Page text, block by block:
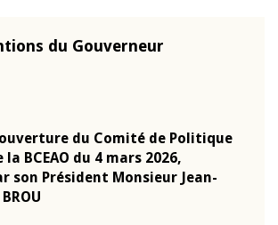
du Gouverneur
du Comité de Politique
BCEAO du 4 mars 2026,
son Président Monsieur Jean-